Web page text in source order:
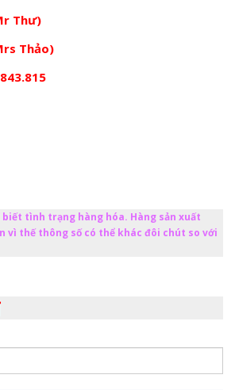
Thư)
Thảo)
tình trạng hàng hóa. Hàng sản xuất
vì thế thông số có thể khác đôi chút so với